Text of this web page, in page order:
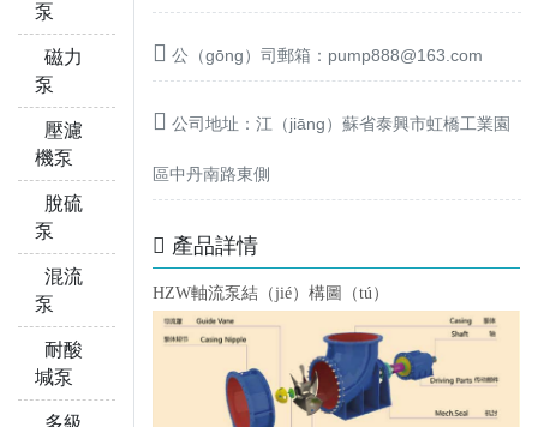
泵
磁力
泵
壓濾
機泵
脫硫
泵
混流
泵
耐酸
堿泵
多級
公（gōng）司郵箱：pump888@163.com
公司地址：江（jiāng）蘇省泰興市虹橋工業園
區中丹南路東側
產品詳情
HZW軸流泵結（jié）構圖（tú）